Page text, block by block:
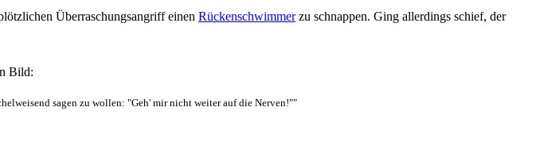
Überraschungsangriff einen Rückenschwimmerzu schnappen. Ging allerdings schief, der
Bild:
sagen zu wollen: "Geh' mir nicht weiter auf die Nerven!""